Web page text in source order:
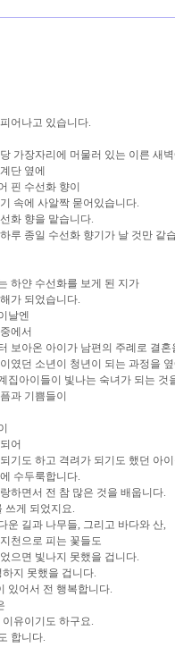
어나고 있습니다.
가장자리에 머물러 있는 이른 새벽
단 옆에
핀 수선화 향이
속에 사알짝 묻어있습니다.
화 향을 맡습니다.
루 종일 수선화 향기가 날 것만 같
하얀 수선화를 보게 된 지가
가 되었습니다.
날엔
에서
보아온 아이가 남편의 주례로 결혼
였던 소년이 청년이 되는 과정을
집아이들이 빛나는 숙녀가 되는 것
과 기쁨들이
어
기도 하고 격려가 되기도 했던 아이
수두룩합니다.
하면서 전 참 많은 것을 배웁니다.
쓰게 되었지요.
운 길과 나무들, 그리고 바다와 산,
천으로 피는 꽃들도
으면 빛나지 못했을 겁니다.
지 못했을 겁니다.
있어서 전 행복합니다.
유이기도 하구요.
합니다.